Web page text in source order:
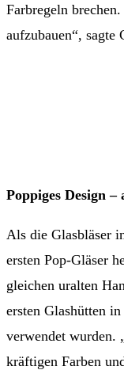
Farbregeln
aufzubauen“, sagte
Poppiges Design
Als die Glasbläser
ersten Pop-Gläser
gleichen uralten
ersten Glashütten
verwendet wurden.
kräftigen Farben